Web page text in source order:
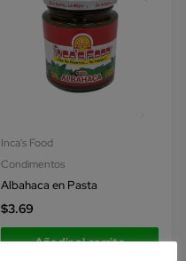
Inca's Food
Condimentos
Albahaca en Pasta
$3.69
Añadir al carrito